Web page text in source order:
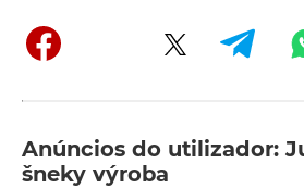
Anúncios do utilizador:
šneky výroba